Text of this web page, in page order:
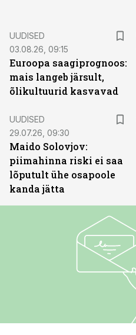
UUDISED
03.08.26, 09:15
Euroopa saagiprognoos:
mais langeb järsult,
õlikultuurid kasvavad
UUDISED
29.07.26, 09:30
Maido Solovjov:
piimahinna riski ei saa
lõputult ühe osapoole
kanda jätta